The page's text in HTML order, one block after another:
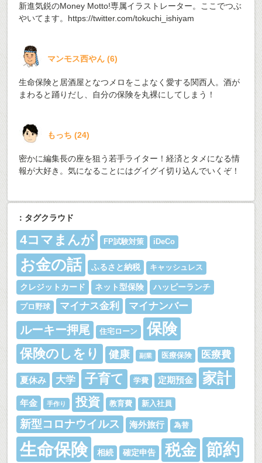
新進気鋭のMoney Motto!専属イラストレーター。ここでつぶ
やいてます。 https://twitter.com/tokuchi_ishiyam
マンモス西やん(6)
生命保険と居酒屋となつメロをこよなく愛する関西人。酒が
まわると踊りだし、自分の保険を丸裸にしてしまう！
もっち(24)
密かに編集長の座を狙う若手ライター！経済とタメになる情
報が大好き。気になることにはグイグイ切り込んでいくぞ！
：タグクラウド
4コマまんが FP試験対策 iDeCo
お金の話 ふるさと納税 キャッシュレス
クレジットカード ネット型保険 ハッピーランチ
プロ野球 マイナス金利 マイナンバー
ルーキー押尾 住宅ローン 保険
保険のしをり 健康 副業 医療保険 医療費
夏休み 大学 子育て 学費 定期預金 家計
年金 手作り 投資 教育費 新入社員
新型コロナウイルス 海外旅行 為替
生命保険 相続 確定申告 税金 節約